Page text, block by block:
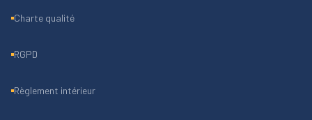
Charte qualité
RGPD
Règlement intérieur